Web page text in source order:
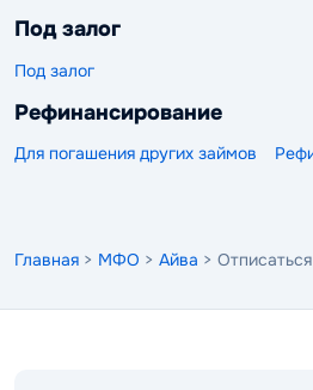
Под залог
Под залог
Рефинансирование
Для погашения других займов
Главная > МФО > Айва > Отписаться